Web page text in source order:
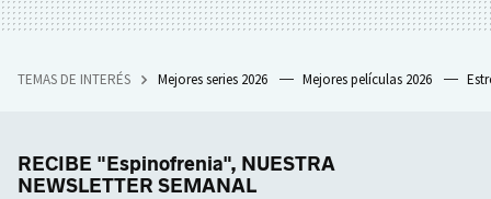
TEMAS DE INTERÉS Mejores series 2026 Mejores películas 2026
RECIBE "Espinofrenia", NUESTRA
NEWSLETTER SEMANAL